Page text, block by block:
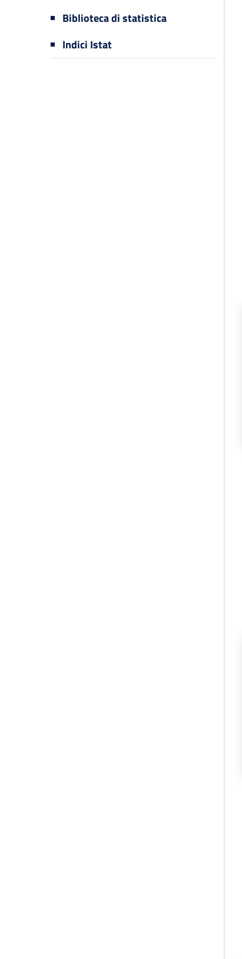
Biblioteca di statistica
Indici Istat